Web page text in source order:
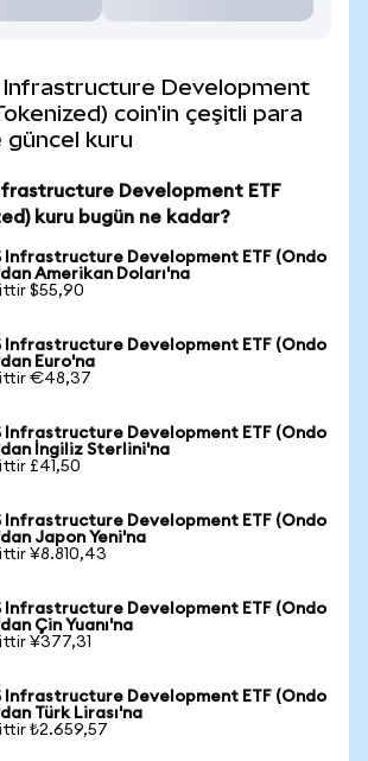
Infrastructure Development
coin'in çeşitli para
kuru
Development ETF
kuru bugün ne kadar?
Infrastructure Development ETF (Ondo
Amerikan Doları'na
$55,90
Infrastructure Development ETF (Ondo
Euro'na
€48,37
Infrastructure Development ETF (Ondo
İngiliz Sterlini'na
£41,50
Infrastructure Development ETF (Ondo
Japon Yeni'na
¥8.810,43
Infrastructure Development ETF (Ondo
Çin Yuanı'na
¥377,31
Infrastructure Development ETF (Ondo
Türk Lirası'na
₺2.659,57